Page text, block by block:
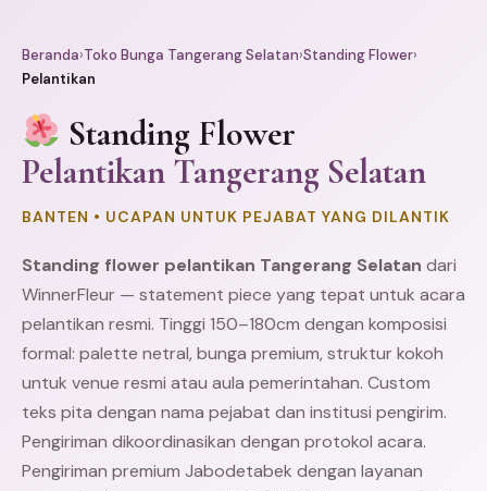
Beranda›Toko Bunga Tangerang Selatan›Standing Flower›
Pelantikan
Standing Flower
Pelantikan Tangerang Selatan
BANTEN • UCAPAN UNTUK PEJABAT YANG DILANTIK
Standing flower pelantikan Tangerang Selatan dari
WinnerFleur — statement piece yang tepat untuk acara
pelantikan resmi. Tinggi 150–180cm dengan komposisi
formal: palette netral, bunga premium, struktur kokoh
untuk venue resmi atau aula pemerintahan. Custom
teks pita dengan nama pejabat dan institusi pengirim.
Pengiriman dikoordinasikan dengan protokol acara.
Pengiriman premium Jabodetabek dengan layanan